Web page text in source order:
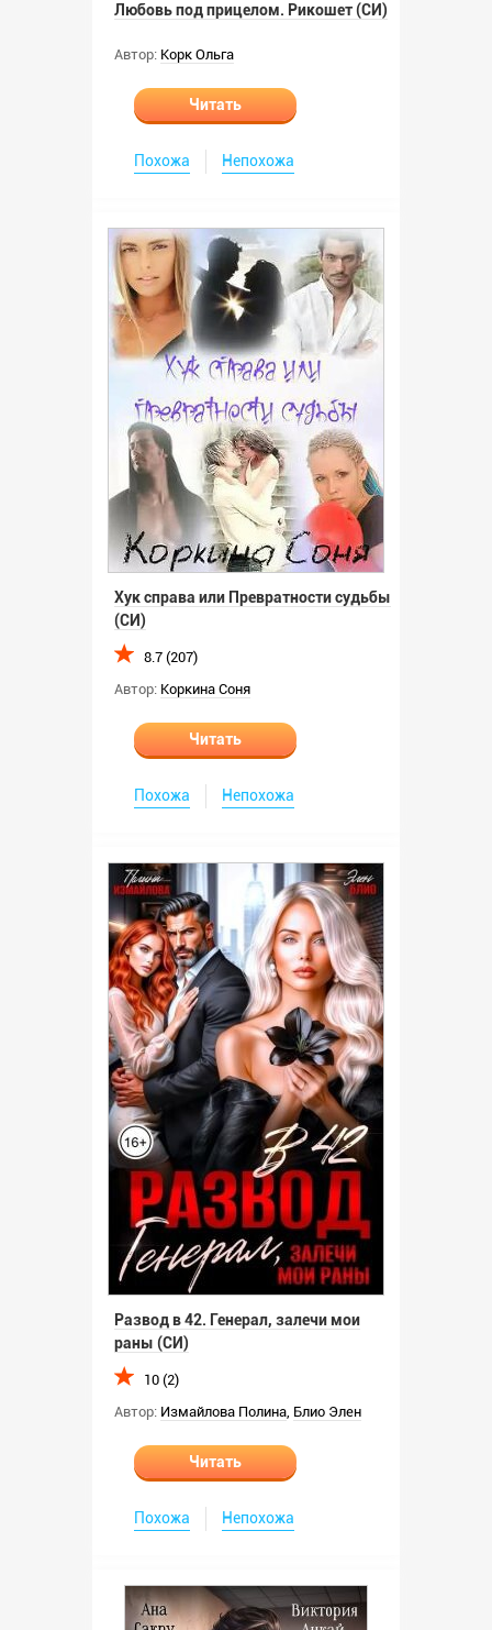
Любовь под прицелом. Рикошет (СИ)
Автор: Корк Ольга
Читать
Похожа Непохожа
Хук справа или Превратности судьбы
(СИ)
8.7 (207)
Автор: Коркина Соня
Читать
Похожа Непохожа
Развод в 42. Генерал, залечи мои
раны (СИ)
10 (2)
Автор: Измайлова Полина, Блио Элен
Читать
Похожа Непохожа